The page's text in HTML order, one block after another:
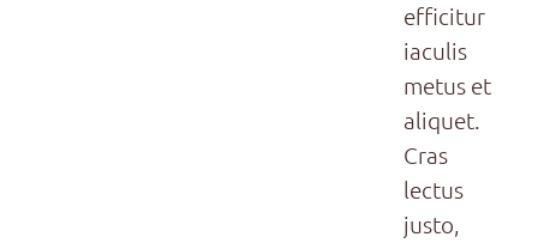
efficitur
iaculis
metus et
aliquet.
Cras
lectus
justo,